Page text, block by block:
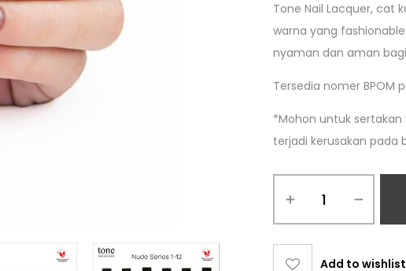
Tone Nail Lacquer, cat
warna yang
nyaman dan aman
Tersedia nomer BPOM
*Mohon untuk
terjadi kerusakan pada
Add to wishlist